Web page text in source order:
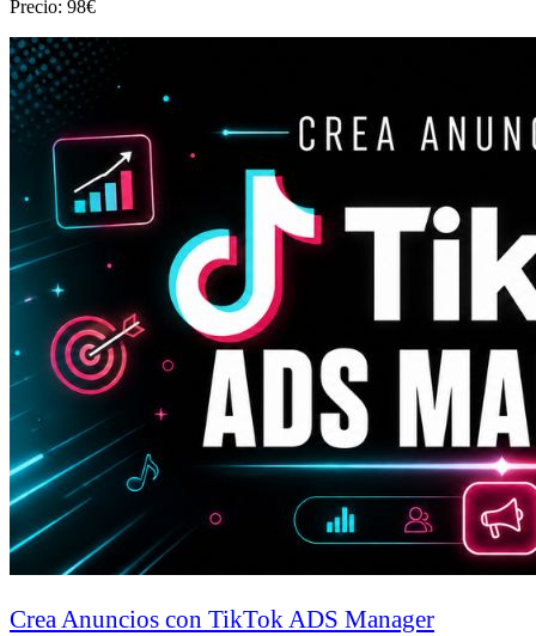
Precio: 98€
Crea Anuncios con TikTok ADS Manager